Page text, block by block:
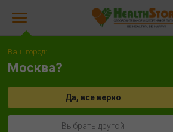
Креатин с
системой
Сортировать
Ваш город:
Москва?
Да, все верно
Выбрать другой